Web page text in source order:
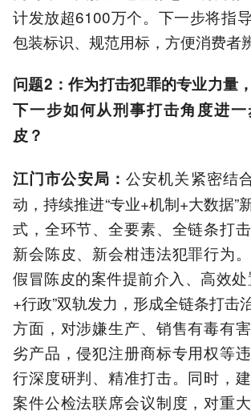
计发放超6100万个。下一步将指
包装标识、规范用标，方便消费者
问题2：作为打击犯罪的专业力量
下一步如何从刑事打击角度进
皮？
江门市公安局： 公安机关紧密结
动，持续推进“专业+机制+大数据”
式，全环节、全要素、全链条打
新会陈皮、新会柑违法犯罪行为
假冒陈皮的案件提前介入、高效
+行政”双轨发力，形成全链条打击
方面，对涉嫌生产、销售有毒有
劣产品，侵犯注册商标专用权等
行深度研判、精准打击。同时，
案件公检法联席会议制度，对重